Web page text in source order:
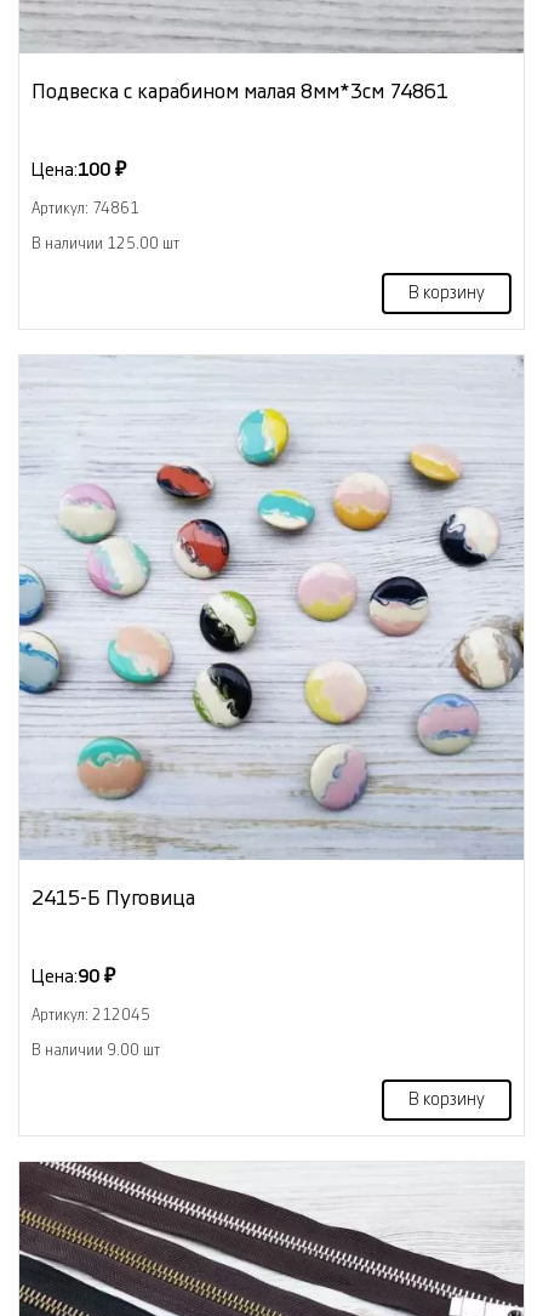
Подвеска с карабином малая 8мм*3см 74861
Цена:100 ₽
Артикул: 74861
В наличии 125.00 шт
В корзину
2415-Б Пуговица
Цена:90 ₽
Артикул: 212045
В наличии 9.00 шт
В корзину